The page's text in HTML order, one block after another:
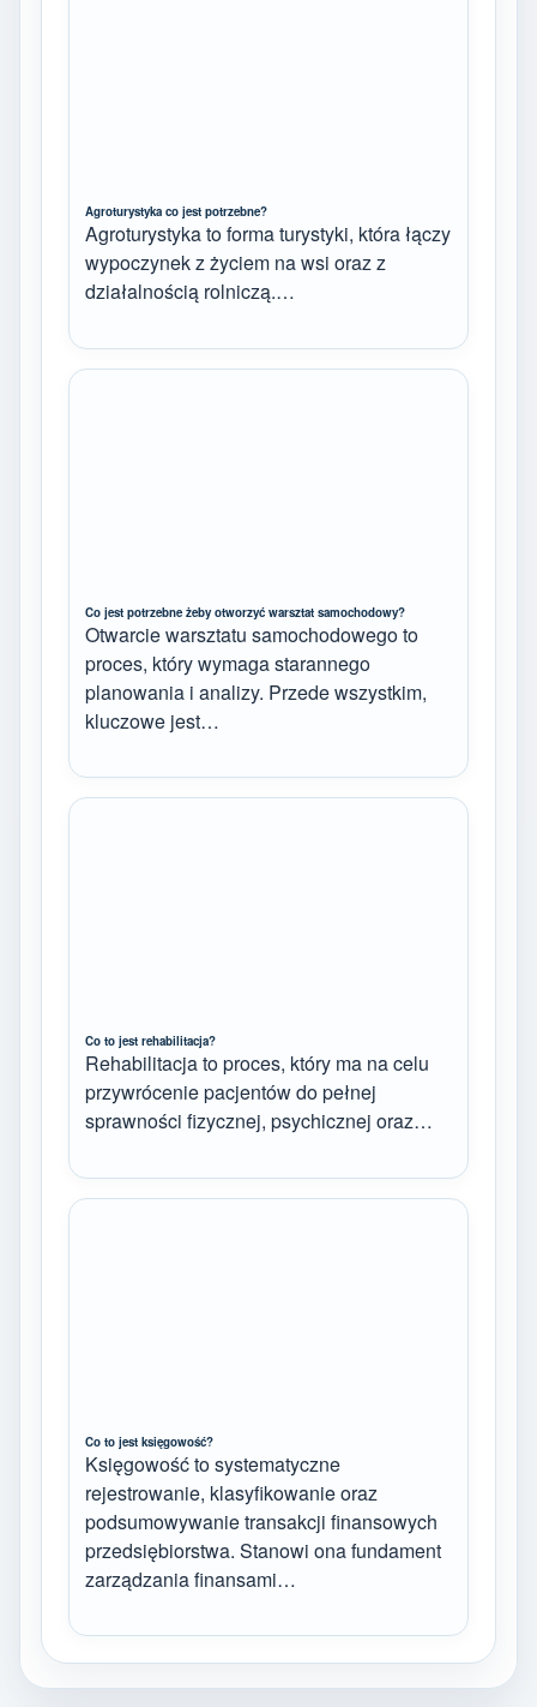
Agroturystyka co jest potrzebne?
Agroturystyka to forma turystyki, która łączy
wypoczynek z życiem na wsi oraz z
działalnością rolniczą.…
Co jest potrzebne żeby otworzyć warsztat samochodowy?
Otwarcie warsztatu samochodowego to
proces, który wymaga starannego
planowania i analizy. Przede wszystkim,
kluczowe jest…
Co to jest rehabilitacja?
Rehabilitacja to proces, który ma na celu
przywrócenie pacjentów do pełnej
sprawności fizycznej, psychicznej oraz…
Co to jest księgowość?
Księgowość to systematyczne
rejestrowanie, klasyfikowanie oraz
podsumowywanie transakcji finansowych
przedsiębiorstwa. Stanowi ona fundament
zarządzania finansami…